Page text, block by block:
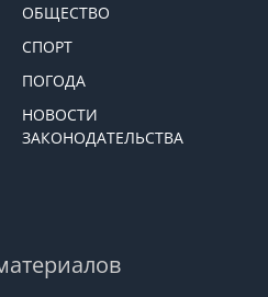
ОБЩЕСТВО
СПОРТ
ПОГОДА
НОВОСТИ
ЗАКОНОДАТЕЛЬСТВА